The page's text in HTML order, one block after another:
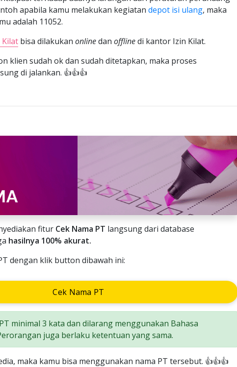
apabila kamu melakukan kegiatan depot isi ulang, maka
adalah 11052.
Kilat bisa dilakukan onlinedan offlinedi kantor Izin Kilat.
klien sudah ok dan sudah ditetapkan, maka proses
di jalankan. 👍👍👍
fitur Cek Nama PT langsung dari database
hasilnya 100% akurat.
dengan klik button dibawah ini:
Cek Nama PT
minimal 3 kata dan dilarang menggunakan Bahasa
juga berlaku ketentuan yang sama.
maka kamu bisa menggunakan nama PT tersebut. 👍👍👍